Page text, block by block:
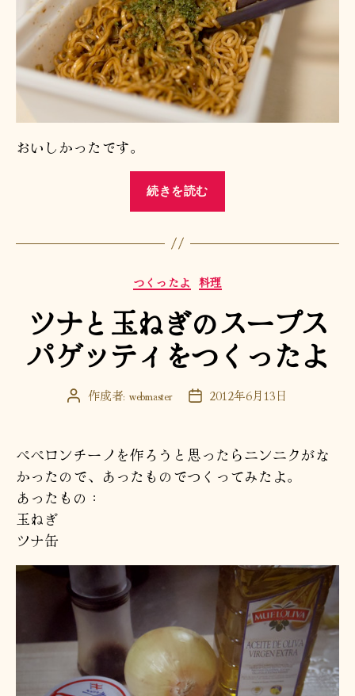
おいしかったです。
続きを読む
ヤ
だ
っ！！！”
カ
テ
ゴ
リ
ー
つくったよ 料理
ツナと玉ねぎのスープス
パゲッティをつくったよ
投 作成者: webmaster
投 2012年6月13日
ペペロンチーノを作ろうと思ったらニンニクがな
かったので、あったものでつくってみたよ。
あったもの：
玉ねぎ
ツナ缶